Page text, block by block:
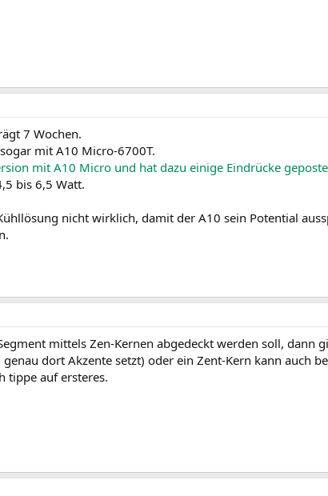
7 Wochen.
mit A10 Micro-6700T.
mit A10 Micro und hat dazu einige Eindrücke
bis 6,5 Watt.
nicht wirklich, damit der A10 sein Potential
mittels Zen-Kernen abgedeckt werden soll, dann
dort Akzente setzt) oder ein Zent-Kern kann auch
tippe auf ersteres.